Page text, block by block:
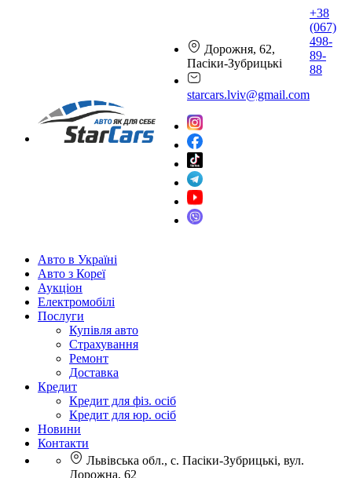
Дорожня, 62,
Пасіки-Зубрицькі
starcars.lviv@gmail.com
+38
(067)
498-
89-
88
Авто в Україні
Авто з Кореї
Аукціон
Електромобілі
Послуги
Купівля авто
Страхування
Ремонт
Доставка
Кредит
Кредит для фіз. осіб
Кредит для юр. осіб
Новини
Контакти
Львівська обл., с. Пасіки-Зубрицькі, вул.
Дорожна, 62